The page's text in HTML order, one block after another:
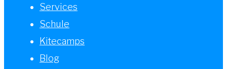
Services
Schule
Kitecamps
Blog